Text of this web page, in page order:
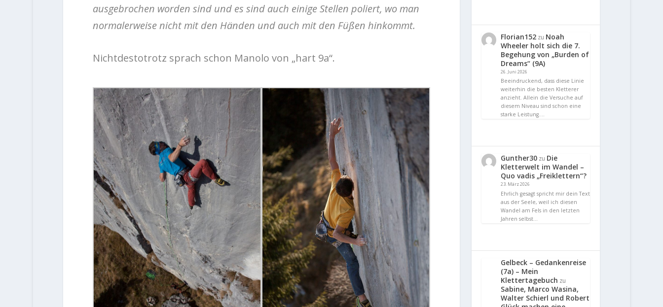
ausgebrochen worden sind und es sind auch einige Stellen poliert, wo man
normalerweise nicht mit den Händen und auch mit den Füßen hinkommt.
Nichtdestotrotz sprach schon Manolo von „hart 9a“.
Florian152 zu Noah
Wheeler holt sich die 7.
Begehung von „Burden of
Dreams“ (9A)
26. Juni 2026
Beeindruckend, dass diese Linie
weiterhin die besten Kletterer
anzieht. Allein die Versuche auf
diesem Niveau sind schon eine
starke Leistung.…
Gunther30 zu Die
Kletterwelt im Wandel –
Quo vadis „Freiklettern“?
23. März 2026
Ehrlich gesagt spricht mir dein Text
aus der Seele, weil ich diesen
Wandel am Fels in den letzten
Jahren selbst…
Gelbeck – Gedankenreise
(7a) – Mein
Klettertagebuch zu
Sabine, Marco Wasina,
Walter Schierl und Robert